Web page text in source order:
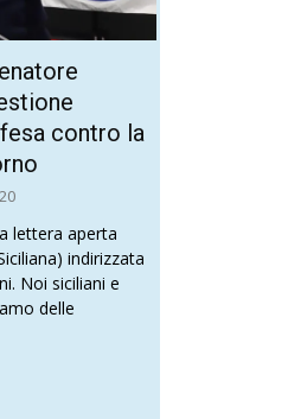
contro la
lettera aperta
indirizzata
e
delle